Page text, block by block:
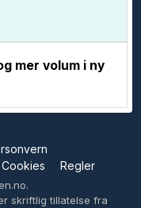
mer volum i ny
Cookies Regler
skriftlig tillatelse fra